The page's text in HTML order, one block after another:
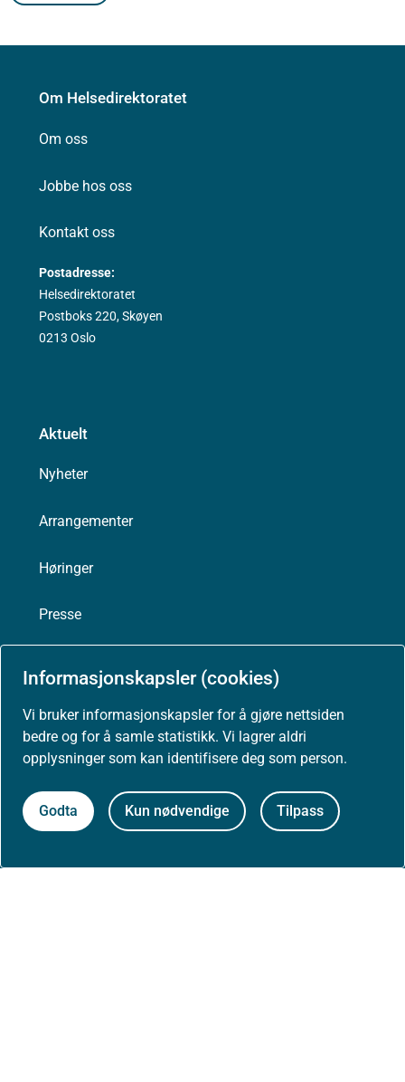
Informasjonskapsler (cookies)
Vi bruker informasjonskapsler for å gjøre nettsiden
bedre og for å samle statistikk. Vi lagrer aldri
opplysninger som kan identifisere deg som person.
Godta Kun nødvendige Tilpass
Om Helsedirektoratet
Om oss
Jobbe hos oss
Kontakt oss
Postadresse:
Helsedirektoratet
Postboks 220, Skøyen
0213 Oslo
Aktuelt
Nyheter
Arrangementer
Høringer
Presse
Om nettstedet
Personvernerklæring
Tilgjengelighetserklæring (uustatus.no)